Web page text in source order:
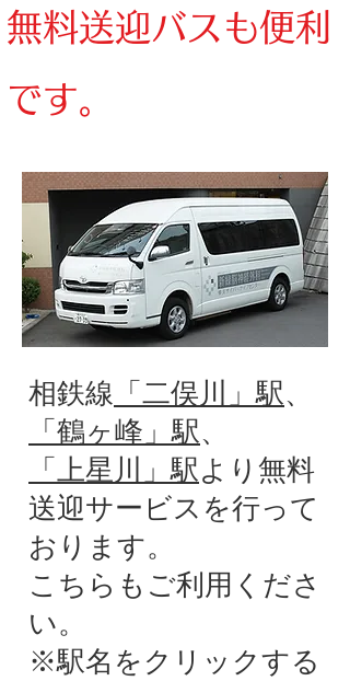
無料送迎バスも便利
です。
​相鉄線 「二俣川」駅、
「鶴ヶ峰」駅、
「上星川」駅より 無料
送迎サービスを行って
おります。
こちらもご利用くださ
い。
​※駅名をクリックする